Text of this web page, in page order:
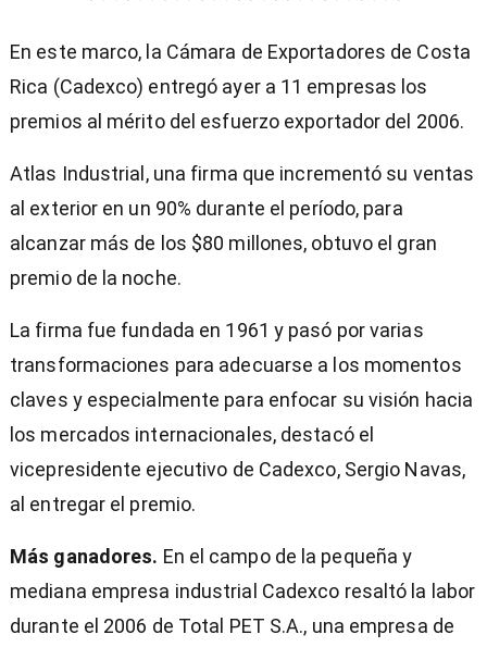
En este marco, la Cámara de Exportadores de Costa
Rica (Cadexco) entregó ayer a 11 empresas los
premios al mérito del esfuerzo exportador del 2006.
Atlas Industrial, una firma que incrementó su ventas
al exterior en un 90% durante el período, para
alcanzar más de los $80 millones, obtuvo el gran
premio de la noche.
La firma fue fundada en 1961 y pasó por varias
transformaciones para adecuarse a los momentos
claves y especialmente para enfocar su visión hacia
los mercados internacionales, destacó el
vicepresidente ejecutivo de Cadexco, Sergio Navas,
al entregar el premio.
Más ganadores. En el campo de la pequeña y
mediana empresa industrial Cadexco resaltó la labor
durante el 2006 de Total PET S.A., una empresa de